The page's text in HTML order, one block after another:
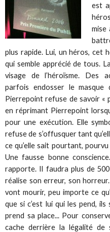
est
mise
plus rapide. Lui, un héros, cet
qui semble apprécié de tous.
visage de l’héroïsme. Des
parfois endosser le masque
Pierrepoint refuse de savoir «
en réprimant Pierrepoint
pour une exécution. Elle
refuse de s’offusquer tant
ce qu’elle sait pourtant,
Une fausse bonne
rapporte. Il faudra plus de
réalise son erreur, son
vont mourir, peu importe ce
que si c’est lui qui les pend,
prend sa place... Pour
cache derrière la légalité de